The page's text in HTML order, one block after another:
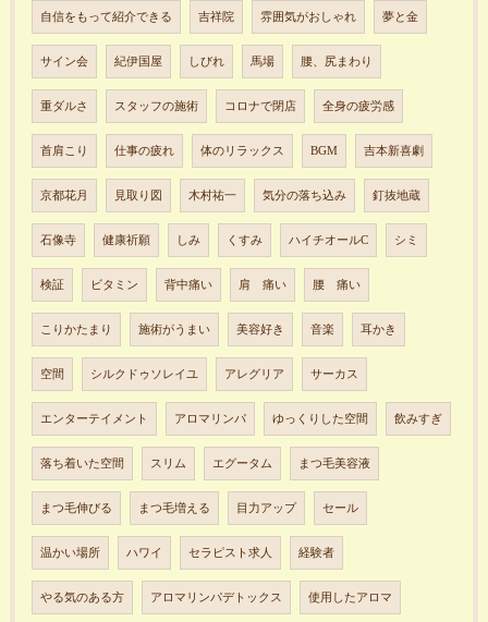
自信をもって紹介できる 吉祥院 雰囲気がおしゃれ 夢と金
サイン会 紀伊国屋 しびれ 馬場 腰、尻まわり
重ダルさ スタッフの施術 コロナで閉店 全身の疲労感
首肩こり 仕事の疲れ 体のリラックス BGM 吉本新喜劇
京都花月 見取り図 木村祐一 気分の落ち込み 釘抜地蔵
石像寺 健康祈願 しみ くすみ ハイチオールC シミ
検証 ビタミン 背中痛い 肩 痛い 腰 痛い
こりかたまり 施術がうまい 美容好き 音楽 耳かき
空間 シルクドゥソレイユ アレグリア サーカス
エンターテイメント アロマリンパ ゆっくりした空間 飲みすぎ
落ち着いた空間 スリム エグータム まつ毛美容液
まつ毛伸びる まつ毛増える 目力アップ セール
温かい場所 ハワイ セラピスト求人 経験者
やる気のある方 アロマリンパデトックス 使用したアロマ